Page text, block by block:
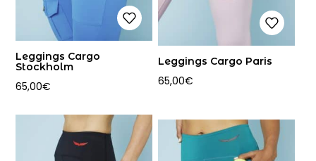
Leggings Cargo
Stockholm
65,00€
Leggings Cargo Paris
65,00€